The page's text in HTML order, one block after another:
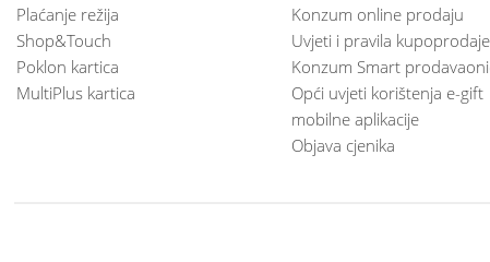
Plaćanje režija
Shop&Touch
Poklon kartica
MultiPlus kartica
Konzum online prodaju
Uvjeti i pravila
Konzum Smart
Opći uvjeti korištenja e-gift
mobilne aplikacije
Objava cjenika